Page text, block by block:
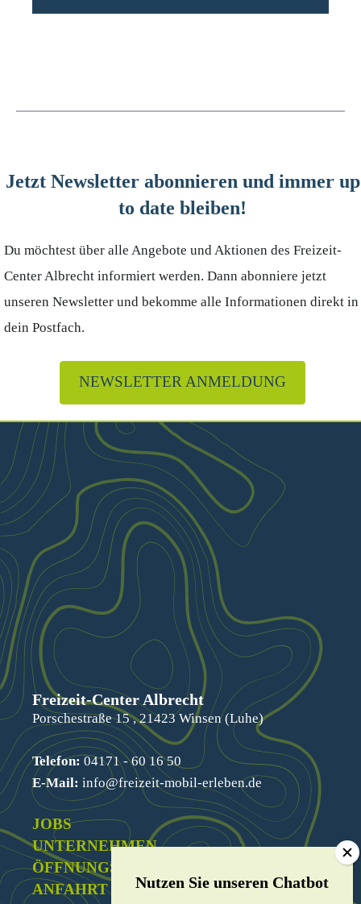
Jetzt Newsletter abonnieren und immer up
to date bleiben!
Du möchtest über alle Angebote und Aktionen des Freizeit-
Center Albrecht informiert werden. Dann abonniere jetzt
unseren Newsletter und bekomme alle Informationen direkt in
dein Postfach.
NEWSLETTER ANMELDUNG
Freizeit-Center Albrecht
Porschestraße 15 , 21423 Winsen (Luhe)
Telefon:04171 - 60 16 50
E-Mail: info@freizeit-mobil-erleben.de
JOBS
UNTERNEHMEN
ÖFFNUNGSZEITEN
ANFAHRT